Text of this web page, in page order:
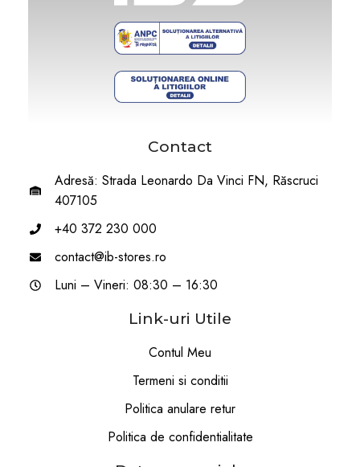
Contact
Adresă: Strada Leonardo Da Vinci FN, Răscruci
407105
+40 372 230 000
contact@ib-stores.ro
Luni – Vineri: 08:30 – 16:30
Link-uri Utile
Contul Meu
Termeni si conditii
Politica anulare retur
Politica de confidentialitate